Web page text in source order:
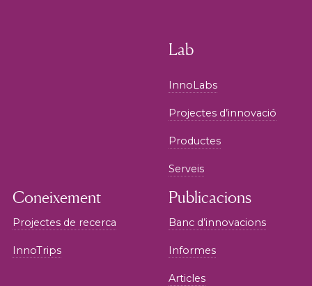
Lab
InnoLabs
Projectes d’innovació
Productes
Serveis
Coneixement
Projectes de recerca
InnoTrips
Publicacions
Banc d’innovacions
Informes
Articles